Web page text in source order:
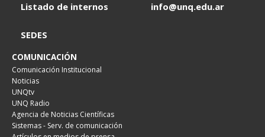
Listado de internos
info@unq.edu.ar
SEDES
COMUNICACIÓN
Comunicación Institucional
Noticias
UNQtv
UNQ Radio
Agencia de Noticias Científicas
Sistemas - Serv. de comunicación